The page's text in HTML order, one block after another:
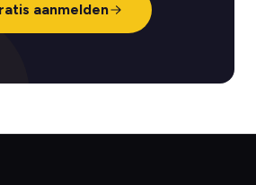
aanmelden